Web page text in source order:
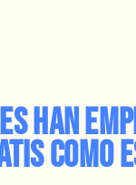
han
como